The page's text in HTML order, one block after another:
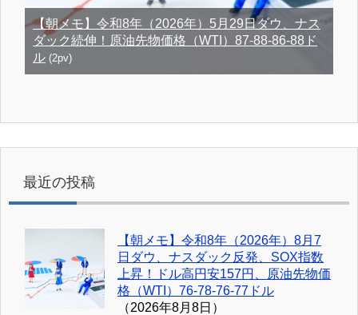
【朝メモ】令和8年（2026年）5月29日ダウ、ナス
ダック続伸！原油先物価格（WTI）87-88-86-88ド
ル (2pv)
最近の投稿
【朝メモ】令和8年（2026年）8月7
日ダウ、ナスダック反発、SOX指数
上昇！ドル高円安157円、原油先物価
格（WTI）76-78-76-77ドル
（2026年8月8日）